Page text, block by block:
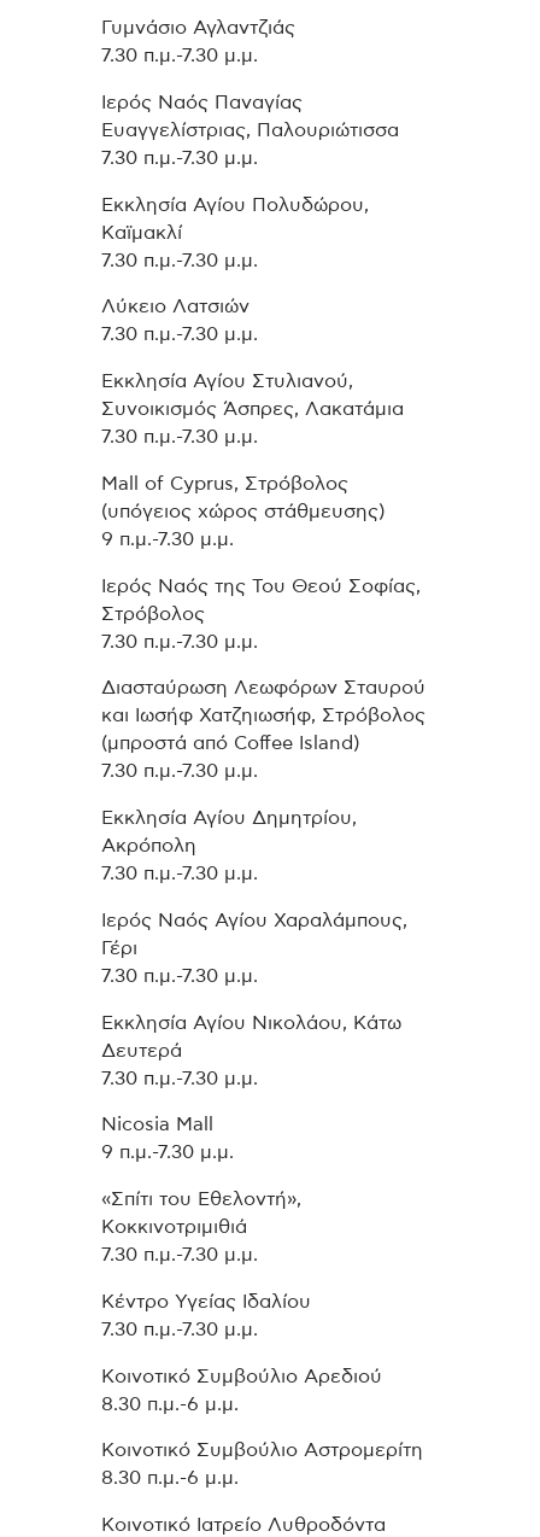
Γυμνάσιο Αγλαντζιάς
7.30 π.μ.-7.30 μ.μ.
Ιερός Ναός Παναγίας
Ευαγγελίστριας, Παλουριώτισσα
7.30 π.μ.-7.30 μ.μ.
Εκκλησία Αγίου Πολυδώρου,
Καϊμακλί
7.30 π.μ.-7.30 μ.μ.
Λύκειο Λατσιών
7.30 π.μ.-7.30 μ.μ.
Εκκλησία Αγίου Στυλιανού,
Συνοικισμός Άσπρες, Λακατάμια
7.30 π.μ.-7.30 μ.μ.
Mall of Cyprus, Στρόβολος
(υπόγειος χώρος στάθμευσης)
9 π.μ.-7.30 μ.μ.
Ιερός Ναός της Του Θεού Σοφίας,
Στρόβολος
7.30 π.μ.-7.30 μ.μ.
Διασταύρωση Λεωφόρων Σταυρού
και Ιωσήφ Χατζηιωσήφ, Στρόβολος
(μπροστά από Coffee Island)
7.30 π.μ.-7.30 μ.μ.
Εκκλησία Αγίου Δημητρίου,
Ακρόπολη
7.30 π.μ.-7.30 μ.μ.
Ιερός Ναός Αγίου Χαραλάμπους,
Γέρι
7.30 π.μ.-7.30 μ.μ.
Εκκλησία Αγίου Νικολάου, Κάτω
Δευτερά
7.30 π.μ.-7.30 μ.μ.
Nicosia Mall
9 π.μ.-7.30 μ.μ.
«Σπίτι του Εθελοντή»,
Κοκκινοτριμιθιά
7.30 π.μ.-7.30 μ.μ.
Κέντρο Υγείας Ιδαλίου
7.30 π.μ.-7.30 μ.μ.
Κοινοτικό Συμβούλιο Αρεδιού
8.30 π.μ.-6 μ.μ.
Κοινοτικό Συμβούλιο Αστρομερίτη
8.30 π.μ.-6 μ.μ.
Κοινοτικό Ιατρείο Λυθροδόντα